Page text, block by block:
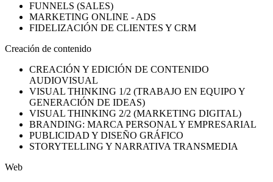
FUNNELS (SALES)
MARKETING ONLINE - ADS
FIDELIZACIÓN DE CLIENTES Y CRM
Creación de contenido
CREACIÓN Y EDICIÓN DE CONTENIDO
AUDIOVISUAL
VISUAL THINKING 1/2 (TRABAJO EN EQUIPO Y
GENERACIÓN DE IDEAS)
VISUAL THINKING 2/2 (MARKETING DIGITAL)
BRANDING: MARCA PERSONAL Y EMPRESARIAL
PUBLICIDAD Y DISEÑO GRÁFICO
STORYTELLING Y NARRATIVA TRANSMEDIA
Web